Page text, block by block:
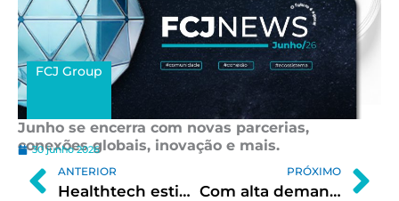
FCJ Group
Junho se encerra com novas parcerias,
conexões globais, inovação e mais.
30 junho 2026
Prev
ANTERIOR
Healthtech estima captar R$ 500 mil em primeira plataforma de crowdfunding do segmento venture builder
PRÓXIMO
Com alta demanda, FCJ e Univale lançam curso superior Tecnólogo de Gestão de Startup e Inovação